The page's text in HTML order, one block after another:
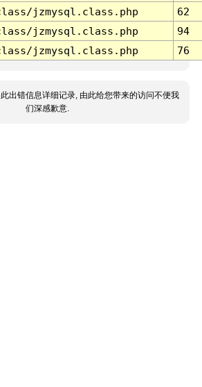
jzmysql.class.php
62
jzmysql.class.php
94
jzmysql.class.php 76
出错信息详细记录, 由此给您带来的访问不便我
们深感歉意.